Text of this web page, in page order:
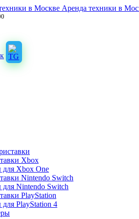
Аренда техники в
Xbox
Xbox One
Nintendo Switch
Nintendo Switch
PlayStation
PlayStation 4